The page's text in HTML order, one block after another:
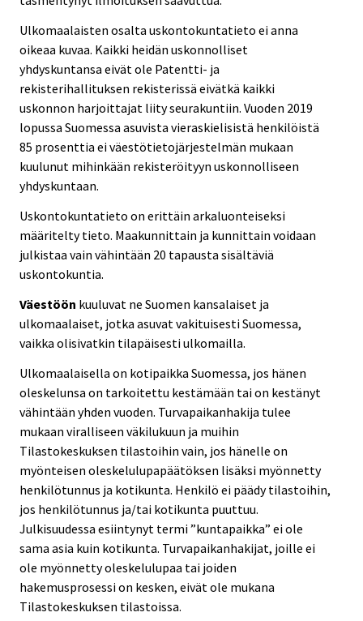
Ulkomaalaisten osalta uskontokuntatieto ei anna
oikeaa kuvaa. Kaikki heidän uskonnolliset
yhdyskuntansa eivät ole Patentti- ja
rekisterihallituksen rekisterissä eivätkä kaikki
uskonnon harjoittajat liity seurakuntiin. Vuoden 2019
lopussa Suomessa asuvista vieraskielisistä henkilöistä
85 prosenttia ei väestötietojärjestelmän mukaan
kuulunut mihinkään rekisteröityyn uskonnolliseen
yhdyskuntaan.
Uskontokuntatieto on erittäin arkaluonteiseksi
määritelty tieto. Maakunnittain ja kunnittain voidaan
julkistaa vain vähintään 20 tapausta sisältäviä
uskontokuntia.
Väestöön kuuluvat ne Suomen kansalaiset ja
ulkomaalaiset, jotka asuvat vakituisesti Suomessa,
vaikka olisivatkin tilapäisesti ulkomailla.
Ulkomaalaisella on kotipaikka Suomessa, jos hänen
oleskelunsa on tarkoitettu kestämään tai on kestänyt
vähintään yhden vuoden. Turvapaikanhakija tulee
mukaan viralliseen väkilukuun ja muihin
Tilastokeskuksen tilastoihin vain, jos hänelle on
myönteisen oleskelulupapäätöksen lisäksi myönnetty
henkilötunnus ja kotikunta. Henkilö ei päädy tilastoihin,
jos henkilötunnus ja/tai kotikunta puuttuu.
Julkisuudessa esiintynyt termi ”kuntapaikka” ei ole
sama asia kuin kotikunta. Turvapaikanhakijat, joille ei
ole myönnetty oleskelulupaa tai joiden
hakemusprosessi on kesken, eivät ole mukana
Tilastokeskuksen tilastoissa.